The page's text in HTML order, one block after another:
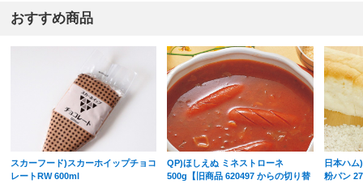
おすすめ商品
スカーフード)スカーホイップチョコ
レートRW 600ml
QP)ほしえぬ ミネストローネ
500g【旧商品 620497 からの切り替
日本ハム
粉パン